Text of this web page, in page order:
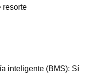
resorte
inteligente (BMS): Sí